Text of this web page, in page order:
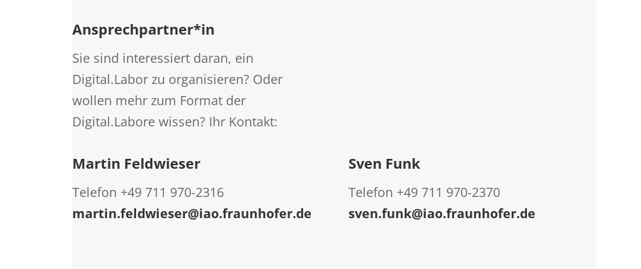
Ansprechpartner*in
Sie sind interessiert daran, ein
Digital.Labor zu organisieren? Oder
wollen mehr zum Format der
Digital.Labore wissen? Ihr Kontakt:
Martin Feldwieser
Telefon +49 711 970-2316
martin.feldwieser@iao.fraunhofer.de
Sven Funk
Telefon +49 711 970-2370
sven.funk@iao.fraunhofer.de